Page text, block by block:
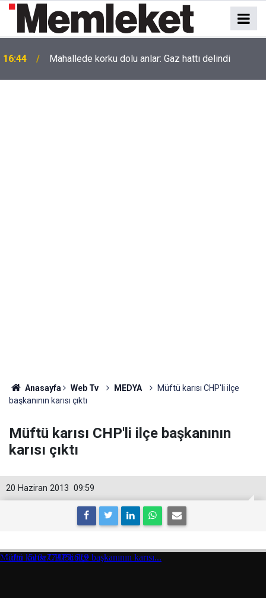
16:44 Mahallede korku dolu anlar: Gaz hattı delindi
Anasayfa Web Tv MEDYA
Müftü karısı CHP'li ilçe
başkanının karısı çıktı
Müftü karısı CHP'li ilçe başkanının
karısı çıktı
09:59
20 Haziran 2013